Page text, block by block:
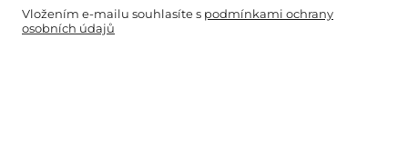
Vložením e-mailu souhlasíte s podmínkami ochrany
osobních údajů